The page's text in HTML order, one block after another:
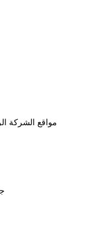
مواقع الشركة